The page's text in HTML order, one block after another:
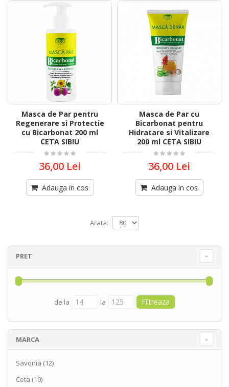
Masca de Par pentru
Regenerare si Protectie
cu Bicarbonat 200 ml
CETA SIBIU
36,00 Lei
Adauga in cos
Masca de Par cu
Bicarbonat pentru
Hidratare si Vitalizare
200 ml CETA SIBIU
36,00 Lei
Adauga in cos
Arata:
PRET
de la la
MARCA
Savonia (12)
Ceta (10)